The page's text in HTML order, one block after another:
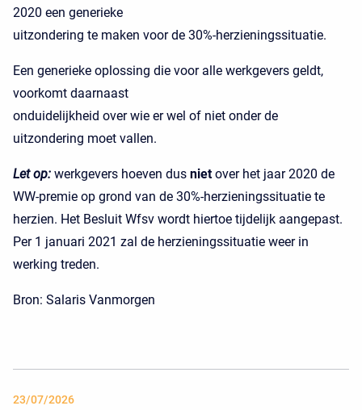
2020 een generieke
uitzondering te maken voor de 30%-herzieningssituatie.
Een generieke oplossing die voor alle werkgevers geldt,
voorkomt daarnaast
onduidelijkheid over wie er wel of niet onder de
uitzondering moet vallen.
Let op: werkgevers hoeven dus nietover het jaar 2020 de
WW-premie op grond van de 30%-herzieningssituatie te
herzien. Het Besluit Wfsv wordt hiertoe tijdelijk aangepast.
Per 1 januari 2021 zal de herzieningssituatie weer in
werking treden.
Bron: Salaris Vanmorgen
23/07/2026